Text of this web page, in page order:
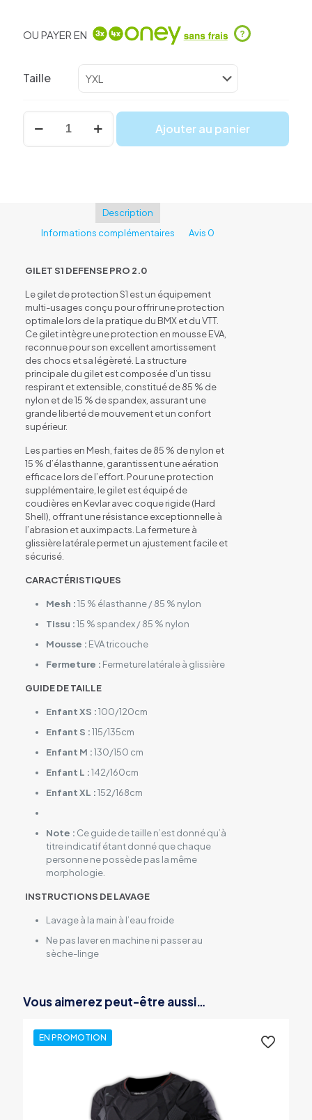
OU PAYER EN ?
Taille
quantité
Gilet
Ajouter au panier
Description
Informations complémentaires
Avis 0
GILET S1 DEFENSE PRO 2.0
Le gilet de protection S1 est un équipement
multi-usages conçu pour offrir une protection
optimale lors de la pratique du BMX et du VTT.
Ce gilet intègre une protection en mousse EVA,
reconnue pour son excellent amortissement
des chocs et sa légèreté. La structure
principale du gilet est composée d’un tissu
respirant et extensible, constitué de 85 % de
nylon et de 15 % de spandex, assurant une
grande liberté de mouvement et un confort
supérieur.
Les parties en Mesh, faites de 85 % de nylon et
15 % d’élasthanne, garantissent une aération
efficace lors de l’effort. Pour une protection
supplémentaire, le gilet est équipé de
coudières en Kevlar avec coque rigide (Hard
Shell), offrant une résistance exceptionnelle à
l’abrasion et aux impacts. La fermeture à
glissière latérale permet un ajustement facile et
sécurisé.
CARACTÉRISTIQUES
Mesh :15 % élasthanne / 85 % nylon
Tissu :15 % spandex / 85 % nylon
Mousse : EVA tricouche
Fermeture : Fermeture latérale à glissière
GUIDE DE TAILLE
Enfant XS :100/120cm
Enfant S :115/135cm
Enfant M :130/150 cm
Enfant L :142/160cm
Enfant XL :152/168cm
Note : Ce guide de taille n’est donné qu’à
titre indicatif étant donné que chaque
personne ne possède pas la même
morphologie.
INSTRUCTIONS DE LAVAGE
Lavage à la main à l’eau froide
Ne pas laver en machine ni passer au
sèche-linge
Vous aimerez peut-être aussi…
EN PROMOTION